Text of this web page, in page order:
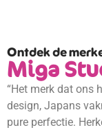
Ontdek de
Miga
“Het merk dat ons
design, Japans
pure perfectie.